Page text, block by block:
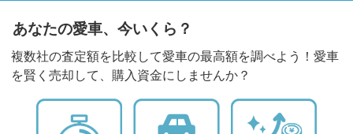
あなたの愛車、今いくら？
複数社の査定額を比較して愛車の最高額を調べよう！愛車
を賢く売却して、購入資金にしませんか？